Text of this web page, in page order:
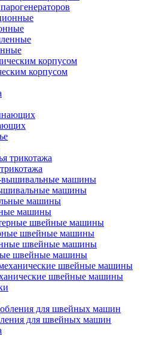
корпусом
машины
машины
швейные машины
швейные машины
швейные машины
для швейных машин